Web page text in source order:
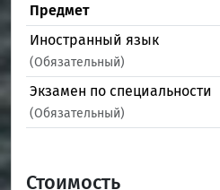
Предмет
Иностранный язык
(Обязательный)
Экзамен по специальности
(Обязательный)
Стоимость